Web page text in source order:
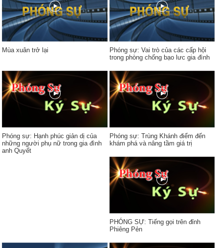
Mùa xuân trở lại
Phóng sự: Vai trò của các cấp hội
trong phòng chống bạo lưc gia đình
Phóng sự: Hạnh phúc giản dị của
những người phụ nữ trong gia đình
anh Quyết
Phóng sự: Trùng Khánh điểm đến
khám phá và nâng tầm giá trị
PHÓNG SỰ: Tiếng gọi trên đỉnh
Phiêng Pẻn